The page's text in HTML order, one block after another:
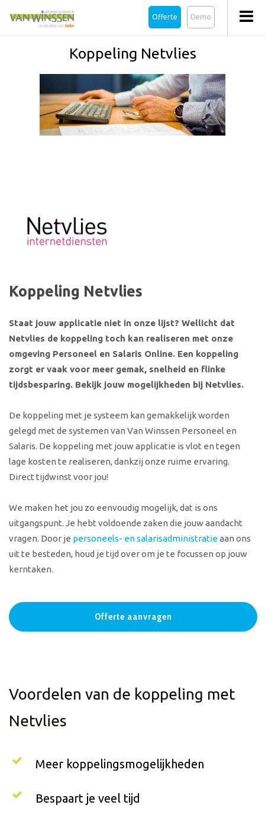
Demo
Offerte
Koppeling Netvlies
Koppeling Netvlies
Staat jouw applicatie niet in onze lijst? Wellicht dat
Netvlies de koppeling toch kan realiseren met onze
omgeving Personeel en Salaris Online. Een koppeling
zorgt er vaak voor meer gemak, snelheid en flinke
tijdsbesparing. Bekijk jouw mogelijkheden bij Netvlies.
De koppeling met je systeem kan gemakkelijk worden
gelegd met de systemen van Van Winssen Personeel en
Salaris. De koppeling met jouw applicatie is vlot en tegen
lage kosten te realiseren, dankzij onze ruime ervaring.
Direct tijdwinst voor jou!
We maken het jou zo eenvoudig mogelijk, dat is ons
uitgangspunt. Je hebt voldoende zaken die jouw aandacht
vragen. Door je personeels- en salarisadministratieaan ons
uit te besteden, houd je tijd over om je te focussen op jouw
kerntaken.
Offerte aanvragen
Voordelen van de koppeling met
Netvlies
Meer koppelingsmogelijkheden
Bespaart je veel tijd